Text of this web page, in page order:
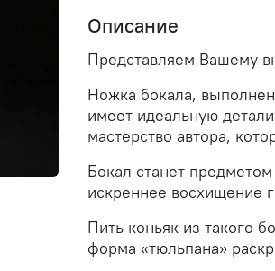
Описание
Представляем Вашему
Ножка бокала,
имеет идеальную
мастерство автора,
Бокал станет
искреннее восхищение
Пить коньяк из такого
форма «тюльпана»